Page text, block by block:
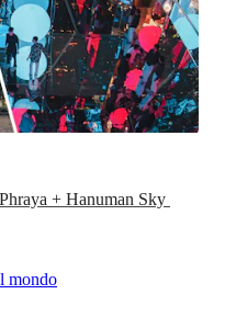
mondo
+ Hanuman Sky